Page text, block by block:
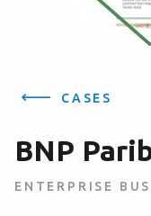
CASES
BNP
ENTERPRISE